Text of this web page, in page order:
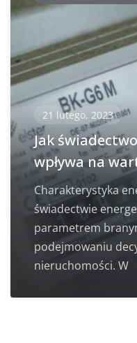
21 lutego, 2023
Jak
wpływa na
Charakterystyka
świadectwie
parametrem
podejmowaniu
nieruchomości. W